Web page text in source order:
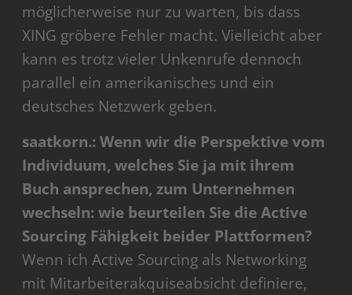
möglicherweise nur zu warten, bis dass
XING gröbere Fehler macht. Vielleicht aber
kann es trotz vieler Unkenrufe dennoch
parallel ein amerikanisches und ein
deutsches Netzwerk geben.
saatkorn.: Wenn wir die Perspektive vom
Individuum, welches Sie ja mit ihrem
Buch ansprechen, zum Unternehmen
wechseln: wie beurteilen Sie die Active
Sourcing Fähigkeit beider Plattformen?
Wenn ich Active Sourcing als Networking
mit Mitarbeiterakquiseabsicht definiere,